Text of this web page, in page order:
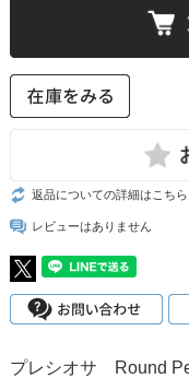
返品についての詳細はこちら
レビューはありません
プレシオサ Round